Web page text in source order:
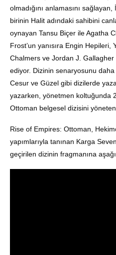
olmadığını anlamasını
birinin Halit adındaki sahibini
oynayan Tansu Biçer ile Agatha
Frost’un yanısıra Engin
Chalmers ve Jordan J.
ediyor. Dizinin senaryosunu daha
Cesur ve Güzel gibi dizilerde
yazarken, yönetmen koltuğunda
Ottoman belgesel dizisini
Rise of Empires: Ottoman,
yapımlarıyla tanınan Karga
geçirilen dizinin fragmanına